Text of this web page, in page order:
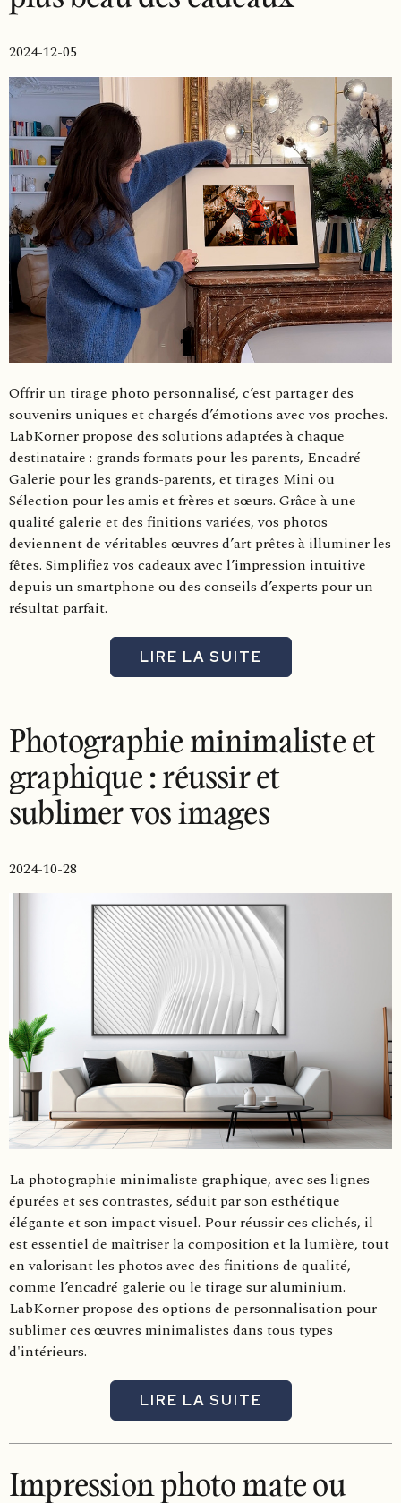
2024-12-05
Offrir un tirage photo personnalisé, c’est partager des
souvenirs uniques et chargés d’émotions avec vos proches.
LabKorner propose des solutions adaptées à chaque
destinataire : grands formats pour les parents, Encadré
Galerie pour les grands-parents, et tirages Mini ou
Sélection pour les amis et frères et sœurs. Grâce à une
qualité galerie et des finitions variées, vos photos
deviennent de véritables œuvres d’art prêtes à illuminer les
fêtes. Simplifiez vos cadeaux avec l’impression intuitive
depuis un smartphone ou des conseils d’experts pour un
résultat parfait.
LIRE LA SUITE
Photographie minimaliste et
graphique : réussir et
sublimer vos images
2024-10-28
La photographie minimaliste graphique, avec ses lignes
épurées et ses contrastes, séduit par son esthétique
élégante et son impact visuel. Pour réussir ces clichés, il
est essentiel de maîtriser la composition et la lumière, tout
en valorisant les photos avec des finitions de qualité,
comme l’encadré galerie ou le tirage sur aluminium.
LabKorner propose des options de personnalisation pour
sublimer ces œuvres minimalistes dans tous types
d'intérieurs.
LIRE LA SUITE
Impression photo mate ou